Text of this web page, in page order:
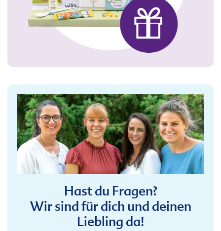
Hast du Fragen?
Wir sind für dich und deinen
Liebling da!